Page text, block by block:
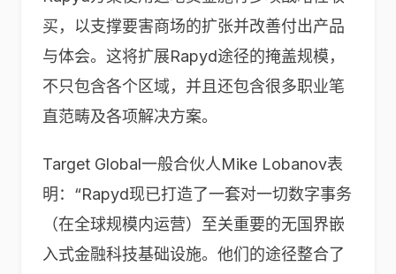
买，以支撑要害商场的扩张并改善付出产品
与体会。这将扩展Rapyd途径的掩盖规模，
不只包含各个区域，并且还包含很多职业笔
直范畴及各项解决方案。
Target Global一般合伙人Mike Lobanov表
明：“Rapyd现已打造了一套对一切数字事务
（在全球规模内运营）至关重要的无国界嵌
入式金融科技基础设施。他们的途径整合了